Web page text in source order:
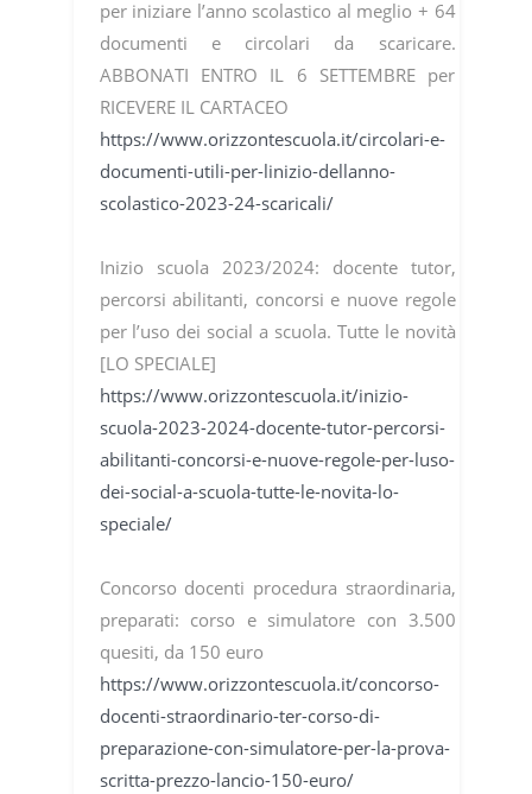
per iniziare l’anno scolastico al meglio + 64
documenti e circolari da scaricare.
ABBONATI ENTRO IL 6 SETTEMBRE per
RICEVERE IL CARTACEO
https://www.orizzontescuola.it/circolari-e-
documenti-utili-per-linizio-dellanno-
scolastico-2023-24-scaricali/
Inizio scuola 2023/2024: docente tutor,
percorsi abilitanti, concorsi e nuove regole
per l’uso dei social a scuola. Tutte le novità
[LO SPECIALE]
https://www.orizzontescuola.it/inizio-
scuola-2023-2024-docente-tutor-percorsi-
abilitanti-concorsi-e-nuove-regole-per-luso-
dei-social-a-scuola-tutte-le-novita-lo-
speciale/
Concorso docenti procedura straordinaria,
preparati: corso e simulatore con 3.500
quesiti, da 150 euro
https://www.orizzontescuola.it/concorso-
docenti-straordinario-ter-corso-di-
preparazione-con-simulatore-per-la-prova-
scritta-prezzo-lancio-150-euro/